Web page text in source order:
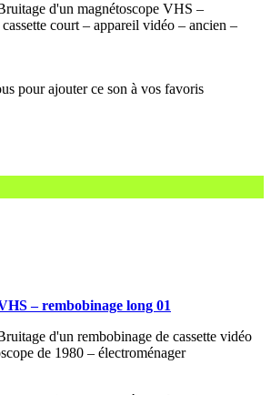
d'un magnétoscope VHS –
court – appareil vidéo – ancien –
– rembobinage long 01
d'un rembobinage de cassette vidéo
de 1980 – électroménager